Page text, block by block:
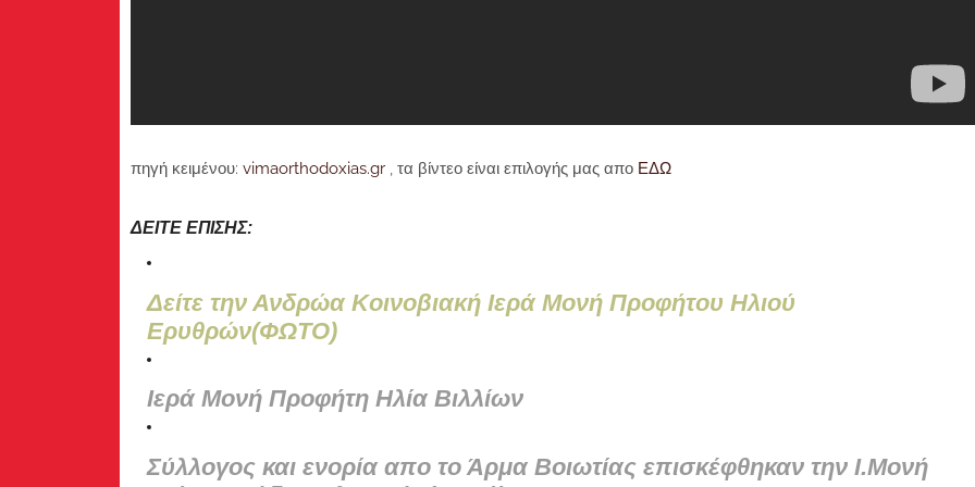
πηγή κειμένου: vimaorthodoxias.gr, τα βίντεο είναι επιλογής μας απο ΕΔΩ
ΔΕΙΤΕ ΕΠΙΣΗΣ:
Δείτε την Ανδρώα Κοινοβιακή Ιερά Μονή Προφήτου Ηλιού
Ερυθρών(ΦΩΤΟ)
Ιερά Μονή Προφήτη Ηλία Βιλλίων
Σύλλογος και ενορία απο το Άρμα Βοιωτίας επισκέφθηκαν την Ι.Μονή